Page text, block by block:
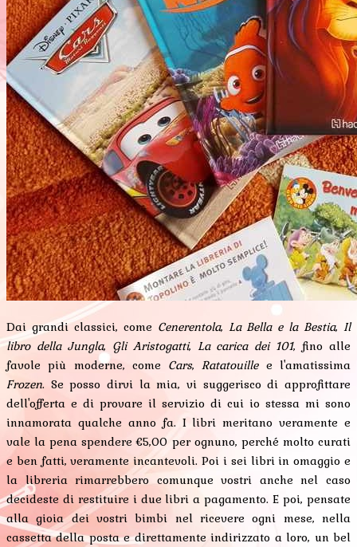
Dai grandi classici, come Cenerentola, La Bella e la Bestia,Il
libro della Jungla, Gli Aristogatti, La carica dei 101, fino alle
favole più moderne, come Cars,Ratatouillee l'amatissima
Frozen. Se posso dirvi la mia, vi suggerisco di approfittare
dell'offerta e di provare il servizio di cui io stessa mi sono
innamorata qualche anno fa. I libri meritano veramente e
vale la pena spendere €5,00 per ognuno, perché molto curati
e ben fatti, veramente incantevoli. Poi i sei libri in omaggio e
la libreria rimarrebbero comunque vostri anche nel caso
decideste di restituire i due libri a pagamento. E poi, pensate
alla gioia dei vostri bimbi nel ricevere ogni mese, nella
cassetta della posta e direttamente indirizzato a loro, un bel